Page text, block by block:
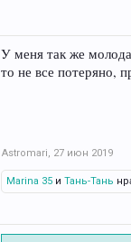
У меня так же
то не все потеряно,
Astromari, 27 июн 2019
Marina 35 и Тань-Тань